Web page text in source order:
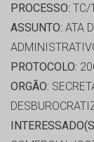
PROCESSO: TC/
ASSUNTO: ATA
PROTOCOLO:
ORGÃO: